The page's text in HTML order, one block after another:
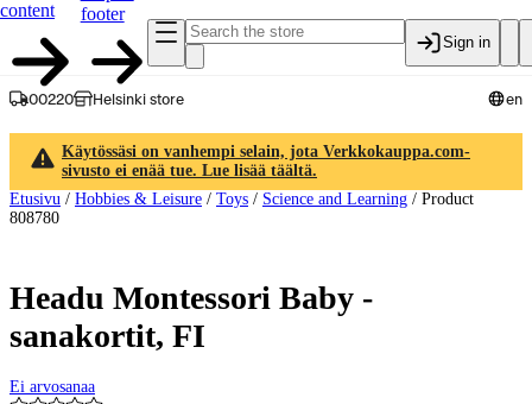
content
footer
Sign in
00220 Helsinki store en
Käytössäsi on vanhempi selain, jota Verkkokauppa.com-
sivusto ei enää tue. Lue lisää täältä.
Etusivu / Hobbies & Leisure / Toys / Science and Learning / Product
808780
Headu Montessori Baby -
sanakortit, FI
Ei arvosanaa